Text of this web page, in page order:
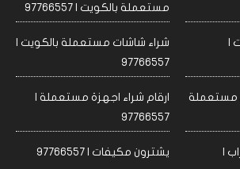
مستعملة بالكويت | 97766557
|
شراء شاشات مستعملة بالكويت |
97766557
مستعملة
ارقام شراء اجهزة مستعملة |
97766557
|
يشترون مكيفات | 97766557